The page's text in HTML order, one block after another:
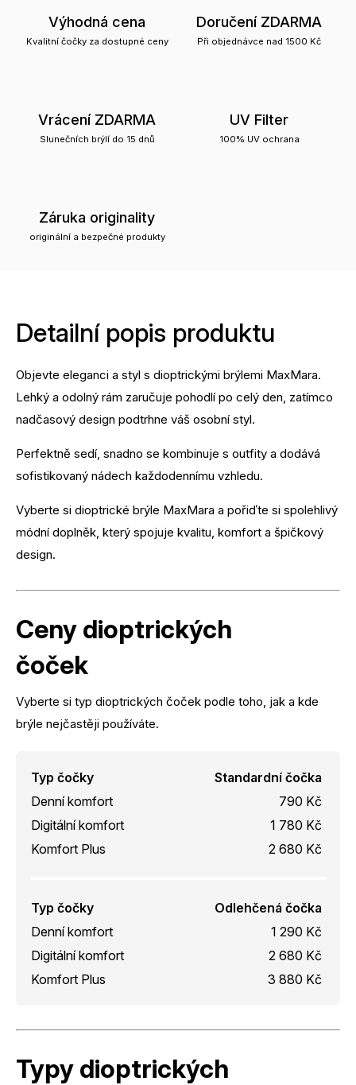
Výhodná cena
Kvalitní čočky za dostupné ceny
Doručení ZDARMA
Při objednávce nad 1500 Kč
Vrácení ZDARMA
Slunečních brýlí do 15 dnů
UV Filter
100% UV ochrana
Záruka originality
originální a bezpečné produkty
Detailní popis produktu
Objevte eleganci a styl s dioptrickými brýlemi MaxMara.
Lehký a odolný rám zaručuje pohodlí po celý den, zatímco
nadčasový design podtrhne váš osobní styl.
Perfektně sedí, snadno se kombinuje s outfity a dodává
sofistikovaný nádech každodennímu vzhledu.
Vyberte si dioptrické brýle MaxMara a pořiďte si spolehlivý
módní doplněk, který spojuje kvalitu, komfort a špičkový
design.
Ceny dioptrických
čoček
Vyberte si typ dioptrických čoček podle toho, jak a kde
brýle nejčastěji používáte.
Typ čočky
Standardní čočka
Denní komfort
790 Kč
Digitální komfort
1 780 Kč
Komfort Plus
2 680 Kč
Typ čočky
Odlehčená čočka
Denní komfort
1 290 Kč
Digitální komfort
2 680 Kč
Komfort Plus
3 880 Kč
Typy dioptrických